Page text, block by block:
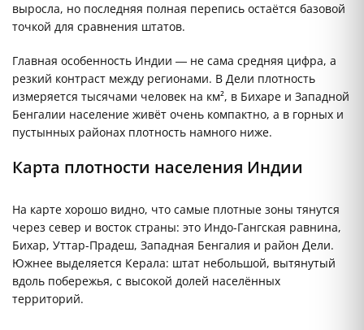
выросла, но последняя полная перепись остаётся базовой
точкой для сравнения штатов.
Главная особенность Индии — не сама средняя цифра, а
резкий контраст между регионами. В Дели плотность
измеряется тысячами человек на км², в Бихаре и Западной
Бенгалии население живёт очень компактно, а в горных и
пустынных районах плотность намного ниже.
Карта плотности населения Индии
На карте хорошо видно, что самые плотные зоны тянутся
через север и восток страны: это Индо-Гангская равнина,
Бихар, Уттар-Прадеш, Западная Бенгалия и район Дели.
Южнее выделяется Керала: штат небольшой, вытянутый
вдоль побережья, с высокой долей населённых
территорий.